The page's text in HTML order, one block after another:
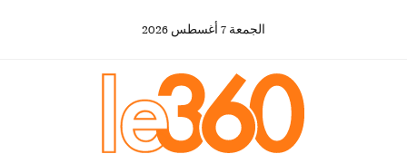
الجمعة 7 أغسطس 2026